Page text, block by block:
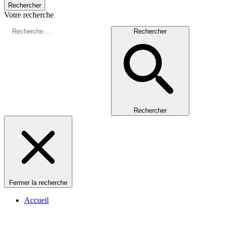
Rechercher
Votre recherche
Rechercher
Rechercher
Fermer la recherche
Accueil